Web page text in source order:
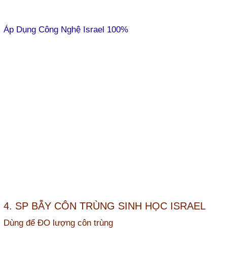
Áp Dụng Công Nghệ Israel 100%
4. SP BẪY CÔN TRÙNG SINH HỌC ISRAEL
Dùng để ĐO lượng côn trùng